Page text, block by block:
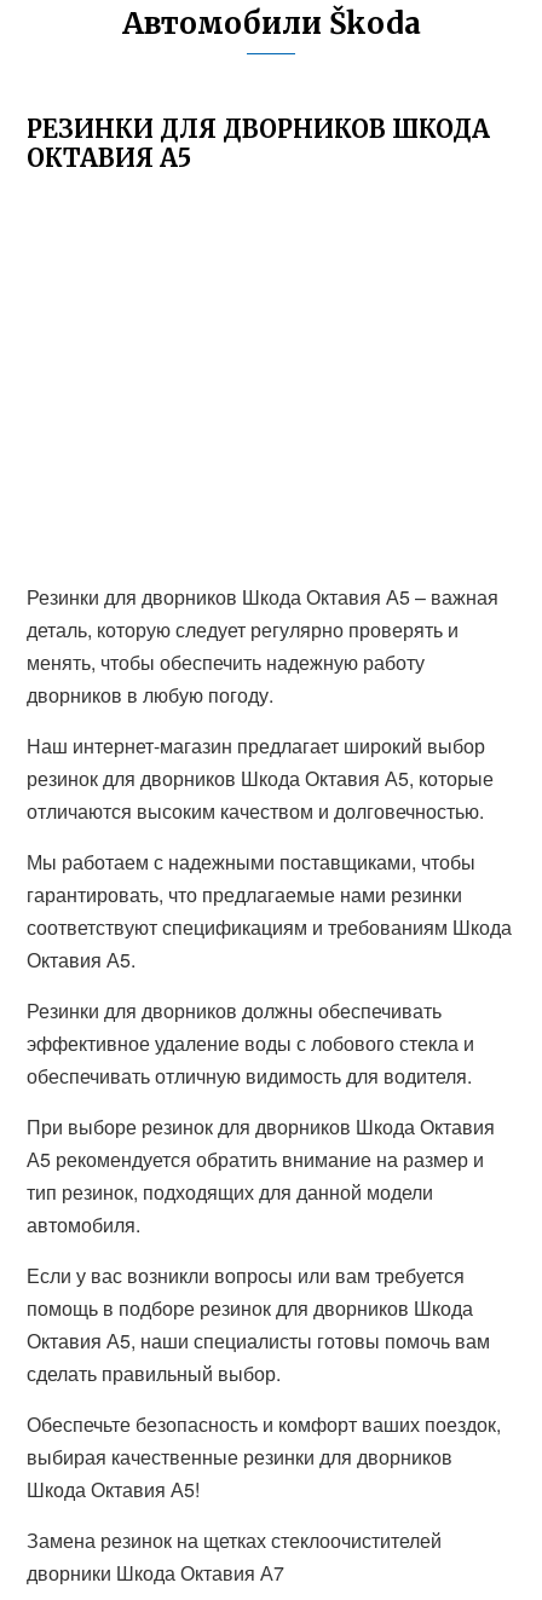
Автомобили Škoda
РЕЗИНКИ ДЛЯ ДВОРНИКОВ ШКОДА
ОКТАВИЯ А5
Резинки для дворников Шкода Октавия А5 – важная
деталь, которую следует регулярно проверять и
менять, чтобы обеспечить надежную работу
дворников в любую погоду.
Наш интернет-магазин предлагает широкий выбор
резинок для дворников Шкода Октавия А5, которые
отличаются высоким качеством и долговечностью.
Мы работаем с надежными поставщиками, чтобы
гарантировать, что предлагаемые нами резинки
соответствуют спецификациям и требованиям Шкода
Октавия А5.
Резинки для дворников должны обеспечивать
эффективное удаление воды с лобового стекла и
обеспечивать отличную видимость для водителя.
При выборе резинок для дворников Шкода Октавия
А5 рекомендуется обратить внимание на размер и
тип резинок, подходящих для данной модели
автомобиля.
Если у вас возникли вопросы или вам требуется
помощь в подборе резинок для дворников Шкода
Октавия А5, наши специалисты готовы помочь вам
сделать правильный выбор.
Обеспечьте безопасность и комфорт ваших поездок,
выбирая качественные резинки для дворников
Шкода Октавия А5!
Замена резинок на щетках стеклоочистителей
дворники Шкода Октавия А7